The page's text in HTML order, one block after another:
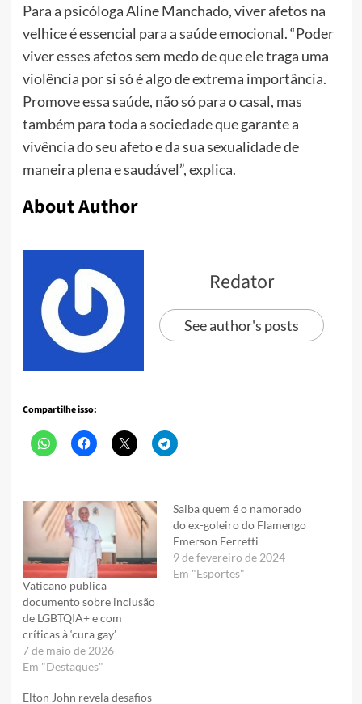
Para a psicóloga Aline Manchado, viver afetos na
velhice é essencial para a saúde emocional. “Poder
viver esses afetos sem medo de que ele traga uma
violência por si só é algo de extrema importância.
Promove essa saúde, não só para o casal, mas
também para toda a sociedade que garante a
vivência do seu afeto e da sua sexualidade de
maneira plena e saudável”, explica.
About Author
Redator
See author's posts
Compartilhe isso:
Vaticano publica
documento sobre inclusão
de LGBTQIA+ e com
críticas à ‘cura gay’
7 de maio de 2026
Em "Destaques"
Saiba quem é o namorado
do ex-goleiro do Flamengo
Emerson Ferretti
9 de fevereiro de 2024
Em "Esportes"
Elton John revela desafios